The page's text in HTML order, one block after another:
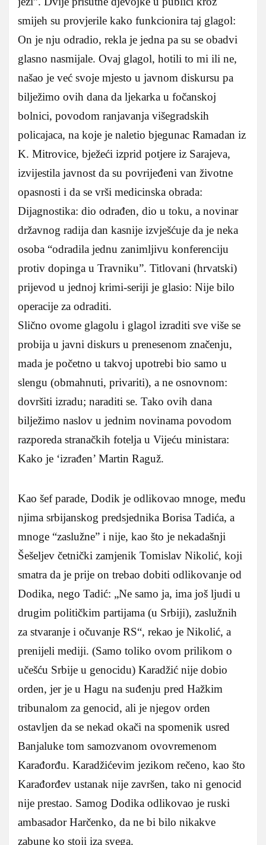
smijeh su provjerile kako funkcionira taj glagol:
On je nju odradio, rekla je jedna pa su se obadvi
glasno nasmijale. Ovaj glagol, hotili to mi ili ne,
našao je već svoje mjesto u javnom diskursu pa
bilježimo ovih dana da ljekarka u fočanskoj
bolnici, povodom ranjavanja višegradskih
policajaca, na koje je naletio bjegunac Ramadan iz
K. Mitrovice, bježeći izprid potjere iz Sarajeva,
izvijestila javnost da su povrijeđeni van životne
opasnosti i da se vrši medicinska obrada:
Dijagnostika: dio odrađen, dio u toku, a novinar
državnog radija dan kasnije izvješćuje da je neka
osoba “odradila jednu zanimljivu konferenciju
protiv dopinga u Travniku”. Titlovani (hrvatski)
prijevod u jednoj krimi-seriji je glasio: Nije bilo
operacije za odraditi.
Slično ovome glagolu i glagol izraditi sve više se
probija u javni diskurs u prenesenom značenju,
mada je početno u takvoj upotrebi bio samo u
slengu (obmahnuti, privariti), a ne osnovnom:
dovršiti izradu; naraditi se. Tako ovih dana
bilježimo naslov u jednim novinama povodom
razporeda stranačkih fotelja u Vijeću ministara:
Kako je ‘izrađen’ Martin Raguž.
Kao šef parade, Dodik je odlikovao mnoge, među
njima srbijanskog predsjednika Borisa Tadića, a
mnoge “zaslužne” i nije, kao što je nekadašnji
Šešeljev četnički zamjenik Tomislav Nikolić, koji
smatra da je prije on trebao dobiti odlikovanje od
Dodika, nego Tadić: „Ne samo ja, ima još ljudi u
drugim političkim partijama (u Srbiji), zaslužnih
za stvaranje i očuvanje RS“, rekao je Nikolić, a
prenijeli mediji. (Samo toliko ovom prilikom o
učešću Srbije u genocidu) Karadžić nije dobio
orden, jer je u Hagu na suđenju pred Hažkim
tribunalom za genocid, ali je njegov orden
ostavljen da se nekad okači na spomenik usred
Banjaluke tom samozvanom ovovremenom
Karađorđu. Karadžićevim jezikom rečeno, kao što
Karađorđev ustanak nije završen, tako ni genocid
nije prestao. Samog Dodika odlikovao je ruski
ambasador Harčenko, da ne bi bilo nikakve
zabune ko stoji iza svega.